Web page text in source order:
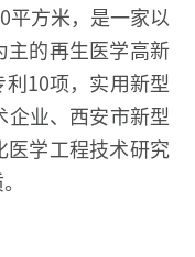
平方米，是一家以
的再生医学高新
10项，实用新型
企业、西安市新型
学工程技术研究